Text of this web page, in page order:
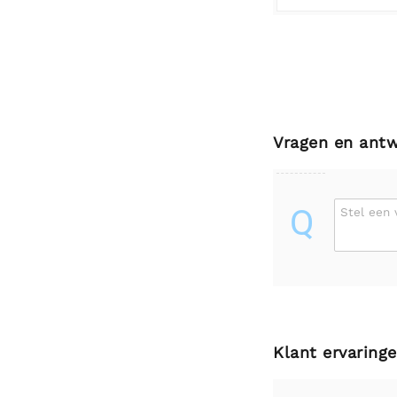
Vragen en
Q Stel een
Klant